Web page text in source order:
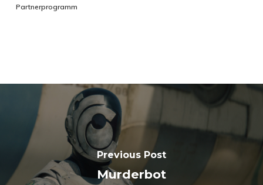
Partnerprogramm
Previous Post
Murderbot